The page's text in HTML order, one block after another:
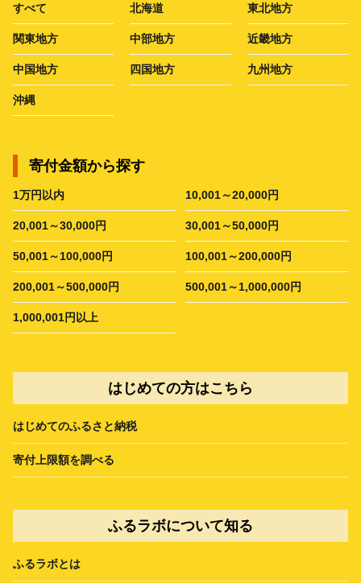
すべて 北海道 東北地方
関東地方 中部地方 近畿地方
中国地方 四国地方 九州地方
沖縄
寄付金額から探す
1万円以内 10,001～20,000円
20,001～30,000円 30,001～50,000円
50,001～100,000円 100,001～200,000円
200,001～500,000円 500,001～1,000,000円
1,000,001円以上
はじめての方はこちら
はじめてのふるさと納税
寄付上限額を調べる
ふるラボについて知る
ふるラボとは